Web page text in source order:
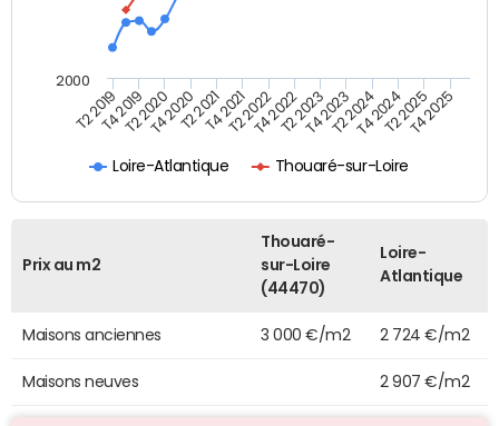
Loire-Atlantique Thouaré-sur-Loire
T2 2019T4 2019T2 2020T4 2020T2 2021T4 2021T2 2022T4 2022T2 2023T4 2023T2 2024T4 2024T2 2025T4 2025
2000
Prix au m2
Thouaré-
sur-Loire
(44470)
Loire-
Atlantique
Maisons anciennes 3 000 €/m2 2 724 €/m2
Maisons neuves 2 907 €/m2